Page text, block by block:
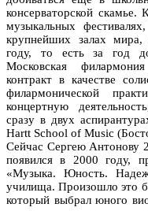
консерваторской скамье.
музыкальных
крупнейших залах
году, то есть за год
Московская
контракт в качестве
филармонической
концертную
сразу в двух
Hartt School of Music
Сейчас Сергею Антонову
появился в 2000 году,
«Музыка. Юность.
училища. Произошло это
который выбрал юного